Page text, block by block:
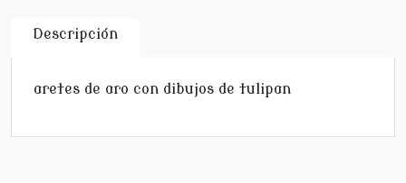
Descripción
aretes de aro con dibujos de tulipan